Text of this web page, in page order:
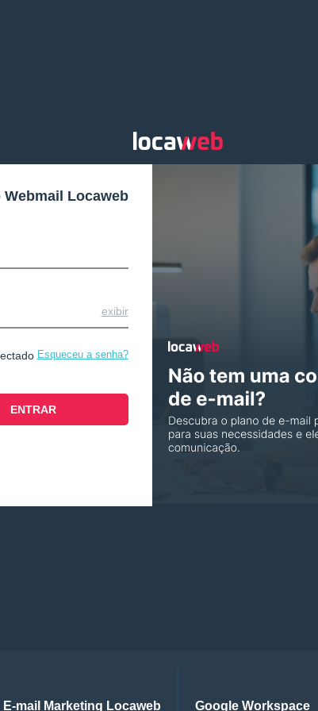
Webmail Locaweb
exibir
Esqueceu a senha?
E-mail Marketing Locaweb Google Workspace